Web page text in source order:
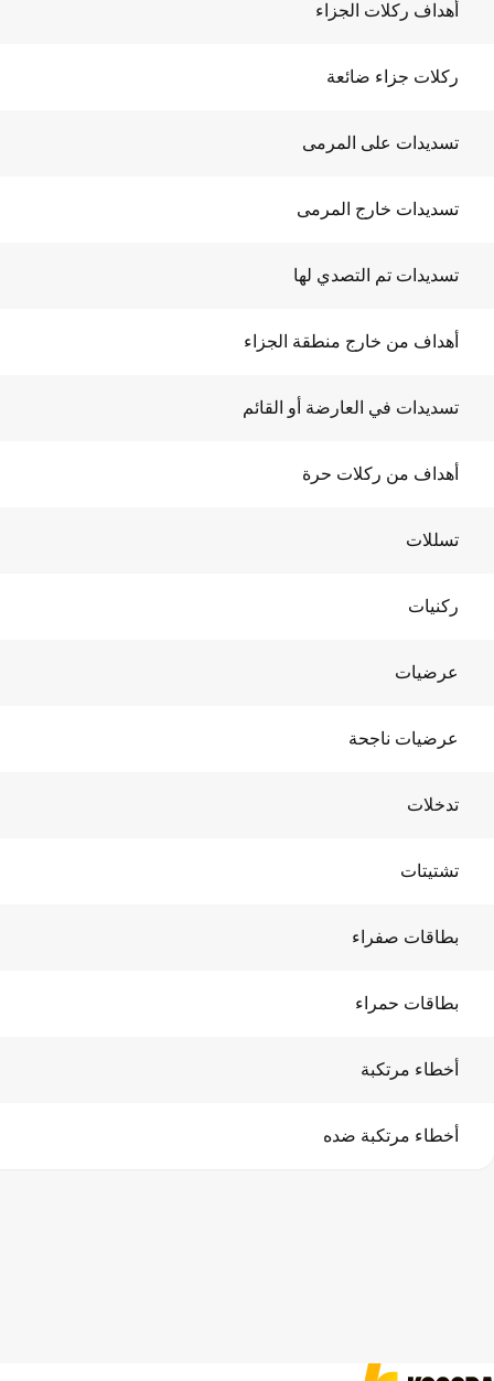
أهداف ركلات الجزاء
ركلات جزاء ضائعة
تسديدات على المرمى
تسديدات خارج المرمى
تسديدات تم التصدي لها
أهداف من خارج منطقة الجزاء
تسديدات في العارضة أو القائم
أهداف من ركلات حرة
تسللات
ركنيات
عرضيات
عرضيات ناجحة
تدخلات
تشتيتات
بطاقات صفراء
بطاقات حمراء
أخطاء مرتكبة
أخطاء مرتكبة ضده